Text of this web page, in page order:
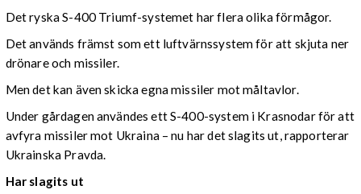
Det ryska S-400 Triumf-systemet har flera olika förmågor.
Det används främst som ett luftvärnssystem för att skjuta ner
drönare och missiler.
Men det kan även skicka egna missiler mot måltavlor.
Under gårdagen användes ett S-400-system i Krasnodar för att
avfyra missiler mot Ukraina – nu har det slagits ut, rapporterar
Ukrainska Pravda.
Har slagits ut